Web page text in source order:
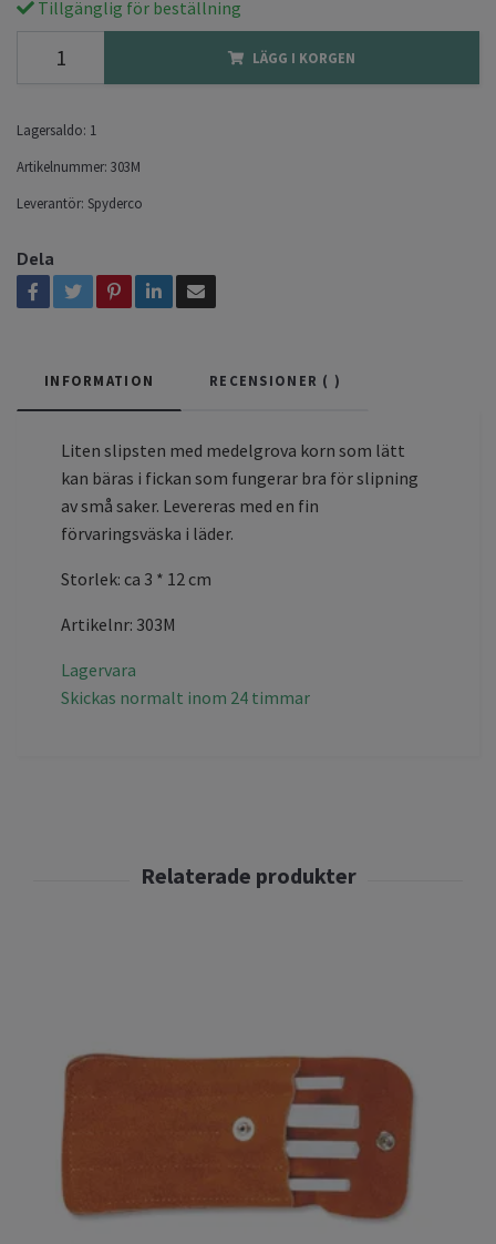
Tillgänglig för beställning
LÄGG I KORGEN
Lagersaldo: 1
Artikelnummer: 303M
Leverantör: Spyderco
Dela
INFORMATION RECENSIONER ( )
Liten slipsten med medelgrova korn som lätt
kan bäras i fickan som fungerar bra för slipning
av små saker. Levereras med en fin
förvaringsväska i läder.
Storlek: ca 3 * 12 cm
Artikelnr: 303M
Lagervara
Skickas normalt inom 24 timmar